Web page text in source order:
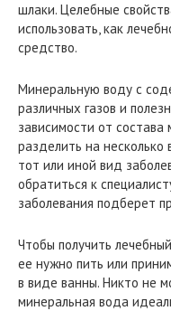
шлаки. Целебные
использовать, как
средство.
Минеральную воду с
различных газов и
зависимости от
разделить на несколько
тот или иной вид
обратиться к
заболевания подберет
Чтобы получить
ее нужно пить или
в виде ванны. Никто не
минеральная вода